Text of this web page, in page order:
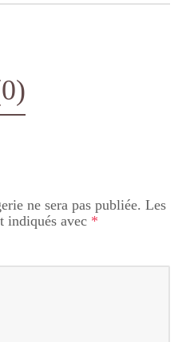
ne sera pas publiée. Les
indiqués avec *